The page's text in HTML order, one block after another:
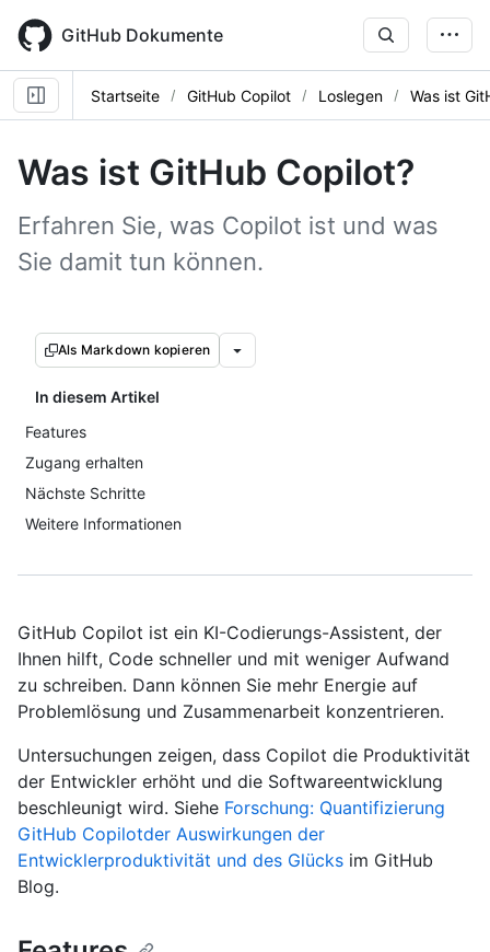
main
content
GitHub Dokumente
Startseite GitHub Copilot Loslegen Was ist
Was ist GitHub Copilot?
Erfahren Sie, was Copilot ist und was
Sie damit tun können.
Als Markdown kopieren
In diesem Artikel
Features
Zugang erhalten
Nächste Schritte
Weitere Informationen
GitHub Copilot ist ein KI-Codierungs-Assistent, der
Ihnen hilft, Code schneller und mit weniger Aufwand
zu schreiben. Dann können Sie mehr Energie auf
Problemlösung und Zusammenarbeit konzentrieren.
Untersuchungen zeigen, dass Copilot die Produktivität
der Entwickler erhöht und die Softwareentwicklung
beschleunigt wird. Siehe Forschung: Quantifizierung
GitHub Copilotder Auswirkungen der
Entwicklerproduktivität und des Glücks im GitHub
Blog.